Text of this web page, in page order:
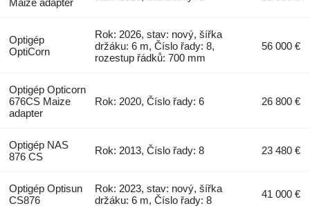
Maize adapter
Optigép
OptiCorn
Rok: 2026, stav: nový, šířka
držáku: 6 m, Číslo řady: 8,
rozestup řádků: 700 mm
56 000 €
Optigép Opticorn
676CS Maize
adapter
Rok: 2020, Číslo řady: 6 26 800 €
Optigép NAS
876 CS
Rok: 2013, Číslo řady: 8 23 480 €
Optigép Optisun
CS876
Rok: 2023, stav: nový, šířka
držáku: 6 m, Číslo řady: 8
41 000 €